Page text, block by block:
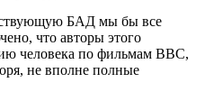
БАД мы бы все
что авторы этого
человека по фильмам BBC,
не вполне полные